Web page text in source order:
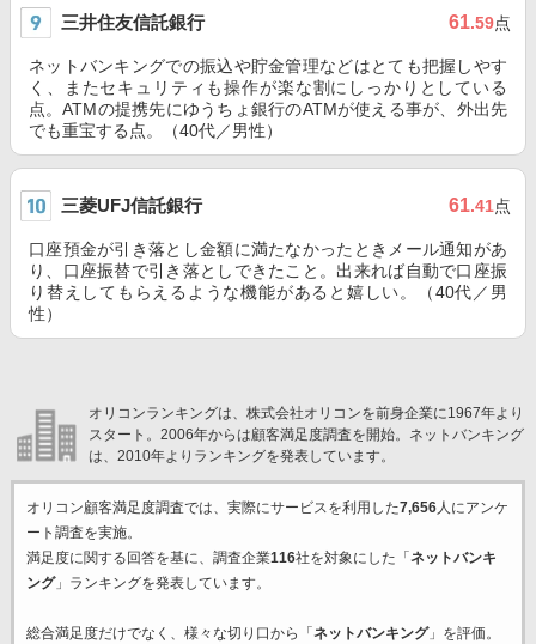
三井住友信託銀行 61.59点
ネットバンキングでの振込や貯金管理などはとても把握しやす
く、またセキュリティも操作が楽な割にしっかりとしている
点。ATMの提携先にゆうちょ銀行のATMが使える事が、外出先
でも重宝する点。（40代／男性）
三菱UFJ信託銀行 61.41点
口座預金が引き落とし金額に満たなかったときメール通知があ
り、口座振替で引き落としできたこと。出来れば自動で口座振
り替えしてもらえるような機能があると嬉しい。（40代／男
性）
オリコンランキングは、株式会社オリコンを前身企業に1967年より
スタート。2006年からは顧客満足度調査を開始。ネットバンキング
は、2010年よりランキングを発表しています。
オリコン顧客満足度調査では、実際にサービスを利用した7,656人にアンケ
ート調査を実施。
満足度に関する回答を基に、調査企業116社を対象にした「 ネットバンキ
ング」ランキングを発表しています。
総合満足度だけでなく、様々な切り口から「 ネットバンキング」を評価。